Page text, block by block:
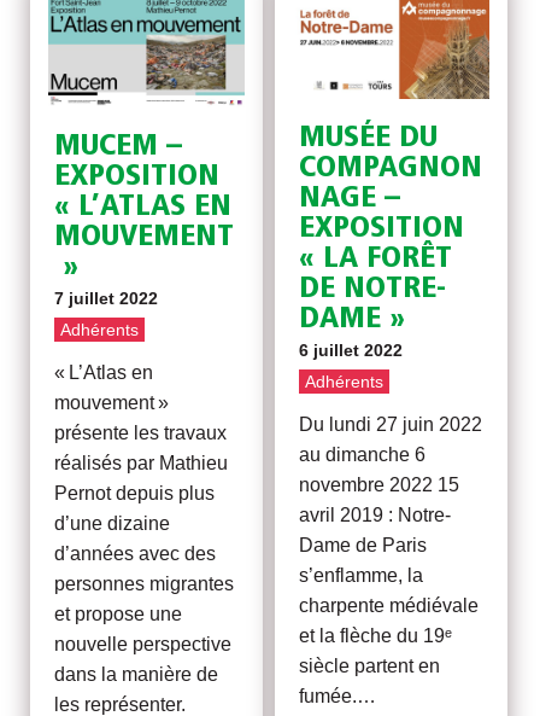
MUCEM –
EXPOSITION
« L’ATLAS EN
MOUVEMENT
»
7 juillet 2022
Adhérents
« L’Atlas en
mouvement »
présente les travaux
réalisés par Mathieu
Pernot depuis plus
d’une dizaine
d’années avec des
personnes migrantes
et propose une
nouvelle perspective
dans la manière de
les représenter.
MUSÉE DU
COMPAGNON
NAGE –
EXPOSITION
« LA FORÊT
DE NOTRE-
DAME »
6 juillet 2022
Adhérents
Du lundi 27 juin 2022
au dimanche 6
novembre 2022 15
avril 2019 : Notre-
Dame de Paris
s’enflamme, la
charpente médiévale
et la flèche du 19ᵉ
siècle partent en
fumée.…